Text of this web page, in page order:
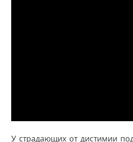
У страдающих от дистимии